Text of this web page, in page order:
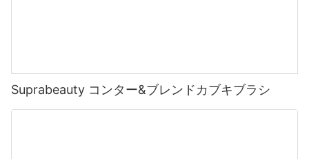
Suprabeauty コンター&ブレンドカブキブラシ